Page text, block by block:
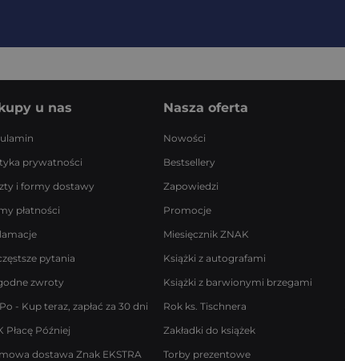
u nas
prywatności
i formy dostawy
płatności
pytania
zwroty
- Kup teraz, zapłać za 30 dni
Płacę Później
dostawa Znak EKSTRA
Nasza oferta
Nowości
Bestsellery
Zapowiedzi
Promocje
Miesięcznik ZNAK
Książki z autografami
Książki z barwionymi brzegami
Rok ks. Tischnera
Zakładki do książek
Torby prezentowe